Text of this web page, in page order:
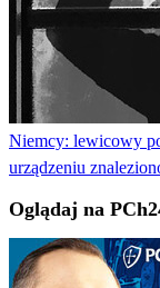
Niemcy: lewicowy
urządzeniu
Oglądaj na